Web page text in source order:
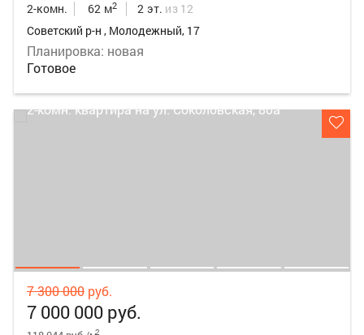
2-комн. 62 м2 2 эт. из 12
Советский р-н , Молодежный, 17
Планировка: новая
Готовое
7 300 000 руб.
7 000 000 руб.
2